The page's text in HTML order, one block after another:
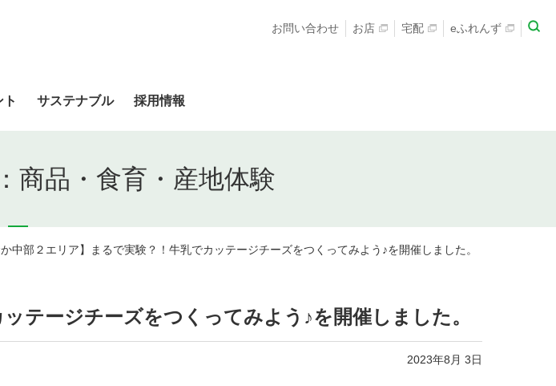
サステナブル 採用情報
お問い合わせ お店 宅配 eふれんず
商品・食育・産地体験
か中部２エリア】まるで実験？！牛乳でカッテージチーズをつくってみよう♪を開催しました。
テージチーズをつくってみよう♪を開催しました。
2023年8月 3日